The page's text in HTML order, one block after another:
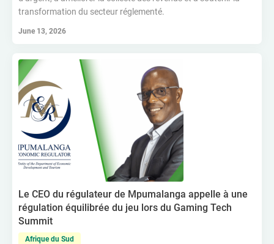
transformation du secteur réglementé.
June 13, 2026
Le CEO du régulateur de Mpumalanga appelle à une
régulation équilibrée du jeu lors du Gaming Tech
Summit
Afrique du Sud